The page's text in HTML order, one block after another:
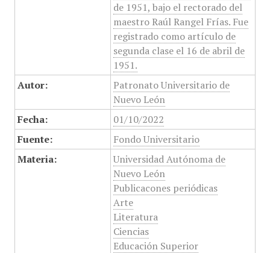
de 1951, bajo el rectorado del
maestro Raúl Rangel Frías. Fue
registrado como artículo de
segunda clase el 16 de abril de
1951.
Autor:
Patronato Universitario de
Nuevo León
Fecha:
01/10/2022
Fuente:
Fondo Universitario
Materia:
Universidad Autónoma de
Nuevo León
Publicacones periódicas
Arte
Literatura
Ciencias
Educación Superior